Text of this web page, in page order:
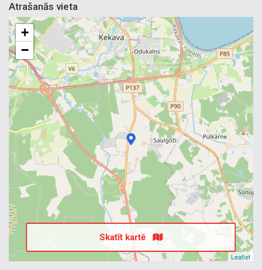
Atrašanās vieta
+
−
Leaflet
Skatīt kartē